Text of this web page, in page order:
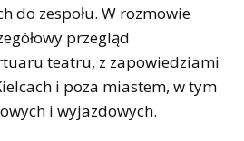
do zespołu. W rozmowie
przegląd
teatru, z zapowiedziami
i poza miastem, w tym
i wyjazdowych.